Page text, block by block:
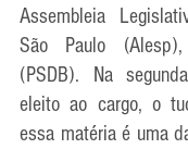
Assembleia
São Paulo
(PSDB). Na
eleito ao cargo, o
essa matéria é uma